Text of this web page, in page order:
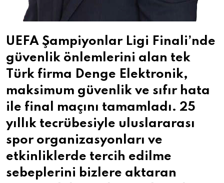
UEFA Şampiyonlar Ligi Finali’nde
güvenlik önlemlerini alan tek
Türk firma Denge Elektronik,
maksimum güvenlik ve sıfır hata
ile final maçını tamamladı. 25
yıllık tecrübesiyle uluslararası
spor organizasyonları ve
etkinliklerde tercih edilme
sebeplerini bizlere aktaran